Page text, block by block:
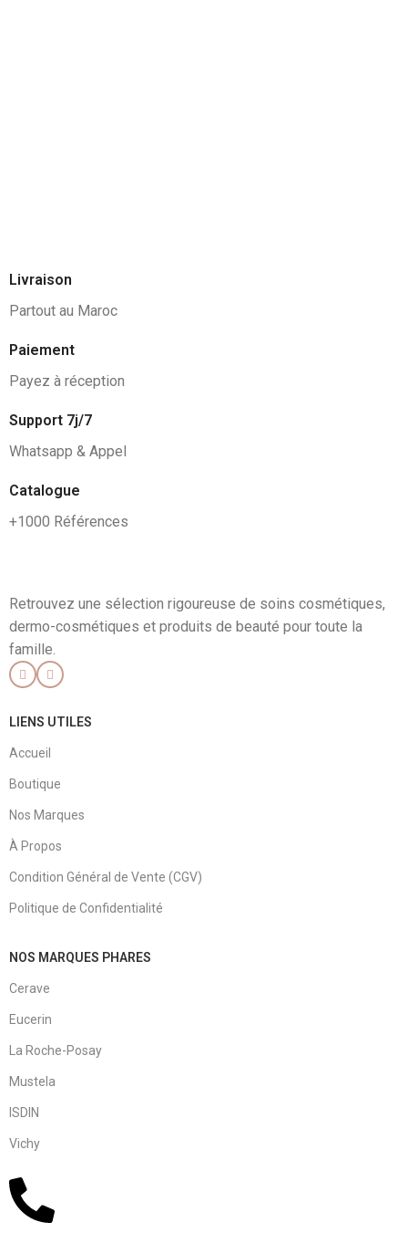
Livraison
Partout au Maroc
Paiement
Payez à réception
Support 7j/7
Whatsapp & Appel
Catalogue
+1000 Références
Retrouvez une sélection rigoureuse de soins cosmétiques,
dermo-cosmétiques et produits de beauté pour toute la
famille.
LIENS UTILES
Accueil
Boutique
Nos Marques
À Propos
Condition Général de Vente (CGV)
Politique de Confidentialité
NOS MARQUES PHARES
Cerave
Eucerin
La Roche-Posay
Mustela
ISDIN
Vichy